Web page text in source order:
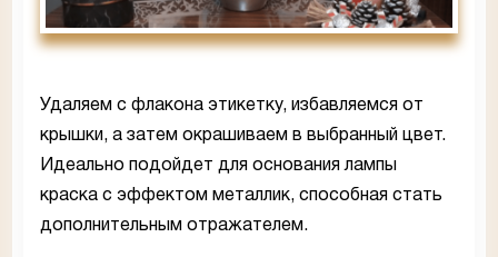
Удаляем с флакона этикетку, избавляемся от
крышки, а затем окрашиваем в выбранный цвет.
Идеально подойдет для основания лампы
краска с эффектом металлик, способная стать
дополнительным отражателем.